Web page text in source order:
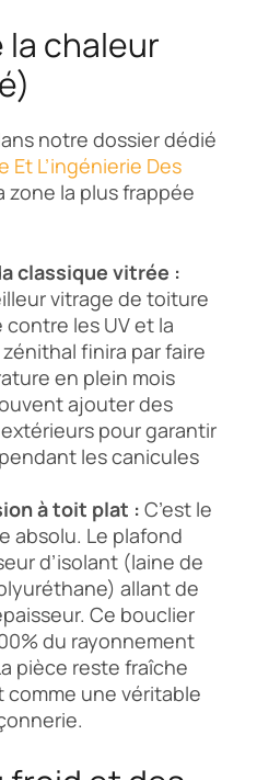
la chaleur
notre dossier dédié
Et L’ingénierie Des
zone la plus frappée
classique vitrée :
vitrage de toiture
les UV et la
finira par faire
en plein mois
ajouter des
pour garantir
les canicules
à toit plat : C’est le
absolu. Le plafond
d’isolant (laine de
allant de
Ce bouclier
du rayonnement
pièce reste fraîche
comme une véritable